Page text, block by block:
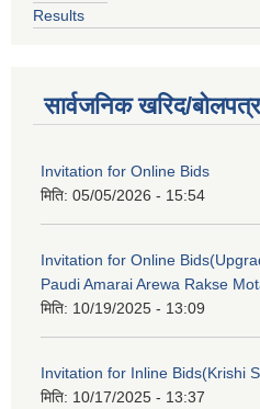
Results
सार्वजनिक खरिद/
Invitation for Online Bids
मिति: 05/05/2026 - 15:54
Invitation for Online
Paudi Amarai Arewa Rakse
मिति: 10/19/2025 - 13:09
Invitation for Inline Bids(Krishi
मिति: 10/17/2025 - 13:37